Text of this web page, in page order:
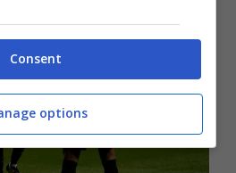
Consent
options